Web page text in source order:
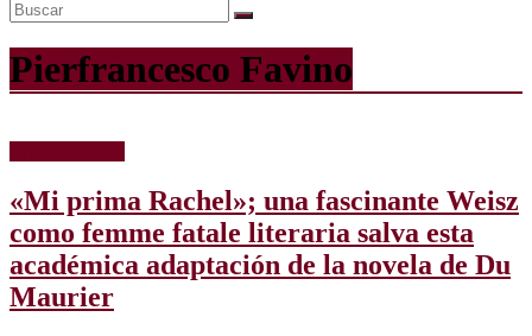
Pierfrancesco Favino
«Mi prima Rachel»; una fascinante Weisz
como femme fatale literaria salva esta
académica adaptación de la novela de Du
Maurier